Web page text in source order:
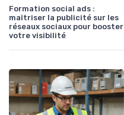
Formation social ads :
maîtriser la publicité sur les
réseaux sociaux pour booster
votre visibilité